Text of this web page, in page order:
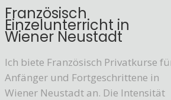
Französisch
Einzelunterricht in
Wiener Neustadt
Ich biete Französisch Privatkurse
Anfänger und Fortgeschrittene in
Wiener Neustadt an. Die Intensität